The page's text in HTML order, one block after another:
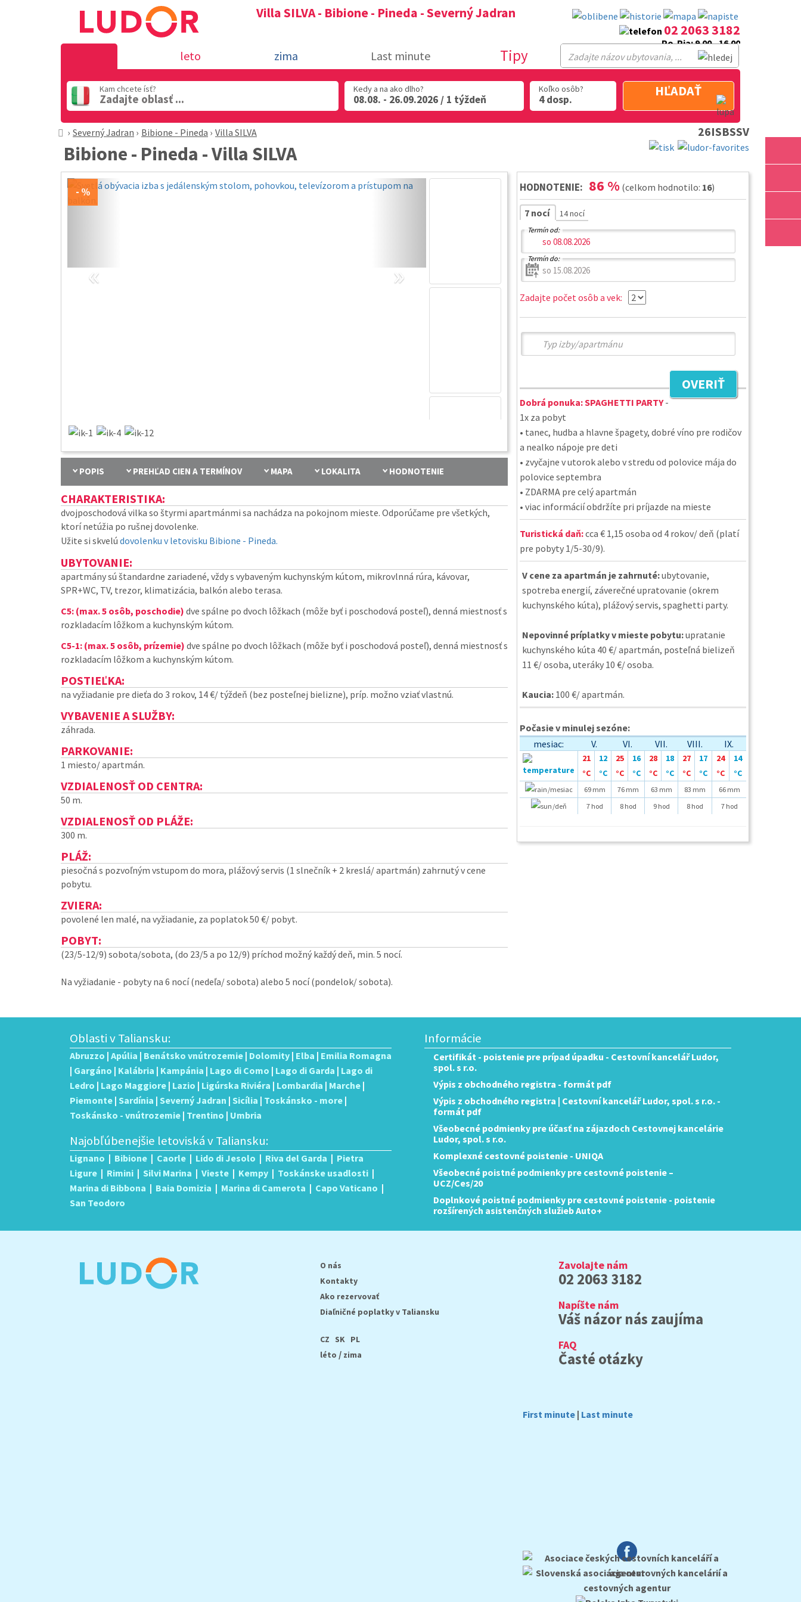
Villa SILVA - Bibione - Pineda - Severný Jadran
02 2063 3182
Po-Pia: 9.00 - 16.00
leto zima Last minute Tipy
Kam chcete ísť?
Zadajte oblasť ...
Kedy a na ako dlho?
08.08. - 26.09.2026 / 1 týždeň
Koľko osôb?
4 dosp.
HĽADAŤ
Severný Jadran Bibione - Pineda Villa SILVA 26ISBSSV
Bibione - Pineda - Villa SILVA
« »
POPIS PREHĽAD CIEN A TERMÍNOV MAPA LOKALITA HODNOTENIE
CHARAKTERISTIKA:
dvojposchodová vilka so štyrmi apartmánmi sa nachádza na pokojnom mieste. Odporúčame pre všetkých,
ktorí netúžia po rušnej dovolenke.
Užite si skvelú dovolenku v letovisku Bibione - Pineda.
UBYTOVANIE:
apartmány sú štandardne zariadené, vždy s vybaveným kuchynským kútom, mikrovlnná rúra, kávovar,
SPR+WC, TV, trezor, klimatizácia, balkón alebo terasa.
C5: (max. 5 osôb, poschodie) dve spálne po dvoch lôžkach (môže byť i poschodová posteľ), denná miestnosť s
rozkladacím lôžkom a kuchynským kútom.
C5-1: (max. 5 osôb, prízemie) dve spálne po dvoch lôžkach (môže byť i poschodová posteľ), denná miestnosť s
rozkladacím lôžkom a kuchynským kútom.
POSTIEĽKA:
na vyžiadanie pre dieťa do 3 rokov, 14 €/ týždeň (bez posteľnej bielizne), príp. možno vziať vlastnú.
VYBAVENIE A SLUŽBY:
záhrada.
PARKOVANIE:
1 miesto/ apartmán.
VZDIALENOSŤ OD CENTRA:
50 m.
VZDIALENOSŤ OD PLÁŽE:
300 m.
PLÁŽ:
piesočná s pozvoľným vstupom do mora, plážový servis (1 slnečník + 2 kreslá/ apartmán) zahrnutý v cene
pobytu.
ZVIERA:
povolené len malé, na vyžiadanie, za poplatok 50 €/ pobyt.
POBYT:
(23/5-12/9) sobota/sobota, (do 23/5 a po 12/9) príchod možný každý deň, min. 5 nocí.
Na vyžiadanie - pobyty na 6 nocí (nedeľa/ sobota) alebo 5 nocí (pondelok/ sobota).
HODNOTENIE: 86 % (celkom hodnotilo: 16)
7 nocí 14 nocí
Termín od:
Termín do:
Zadajte počet osôb a vek:
OVERIŤ
Dobrá ponuka:SPAGHETTI PARTY-
1x za pobyt
• tanec, hudba a hlavne špagety, dobré víno pre rodičov
a nealko nápoje pre deti
• zvyčajne v utorok alebo v stredu od polovice mája do
polovice septembra
• ZDARMA pre celý apartmán
• viac informácií obdržíte pri príjazde na mieste
Turistická daň:cca € 1,15 osoba od 4 rokov/ deň (platí
pre pobyty 1/5-30/9).
V cene za apartmán je zahrnuté:ubytovanie,
spotreba energií, záverečné upratovanie (okrem
kuchynského kúta), plážový servis, spaghetti party.
Nepovinné príplatky v mieste pobytu:upratanie
kuchynského kúta 40 €/ apartmán, posteľná bielizeň
11 €/ osoba, uteráky 10 €/ osoba.
Kaucia: 100 €/ apartmán.
Počasie v minulej sezóne:
mesiac:
V. VI. VII. VIII. IX.
21
°C
12
°C
25
°C
16
°C
28
°C
18
°C
27
°C
17
°C
24
°C
14
°C
/mesiac 69 mm 76 mm 63 mm 83 mm
66 mm
/deň
7 hod 8 hod 9 hod 8 hod 7 hod
Oblasti v Taliansku:
Abruzzo | Apúlia | Benátsko vnútrozemie | Dolomity | Elba | Emilia Romagna
| Gargáno | Kalábria | Kampánia | Lago di Como | Lago di Garda | Lago di
Ledro | Lago Maggiore | Lazio | Ligúrska Riviéra | Lombardia | Marche |
Piemonte | Sardínia | Severný Jadran | Sicília | Toskánsko - more |
Toskánsko - vnútrozemie | Trentino | Umbria
Najobľúbenejšie letoviská v Taliansku:
Lignano | Bibione | Caorle | Lido di Jesolo | Riva del Garda | Pietra
Ligure | Rimini | Silvi Marina | Vieste | Kempy | Toskánske usadlosti |
Marina di Bibbona | Baia Domizia | Marina di Camerota | Capo Vaticano |
San Teodoro
Informácie
Certifikát - poistenie pre prípad úpadku - Cestovní kancelář Ludor,
spol. s r.o.
Výpis z obchodného registra - formát pdf
Výpis z obchodného registra | Cestovní kancelář Ludor, spol. s r.o. -
formát pdf
Všeobecné podmienky pre účasť na zájazdoch Cestovnej kancelárie
Ludor, spol. s r.o.
Komplexné cestovné poistenie - UNIQA
Všeobecné poistné podmienky pre cestovné poistenie –
UCZ/Ces/20
Doplnkové poistné podmienky pre cestovné poistenie - poistenie
rozšírených asistenčných služieb Auto+
O nás
Kontakty
Ako rezervovať
Diaľničné poplatky v Taliansku
CZ SK PL
léto / zima
Zavolajte nám
02 2063 3182
Napíšte nám
Váš názor nás zaujíma
FAQ
Časté otázky
First minute | Last minute